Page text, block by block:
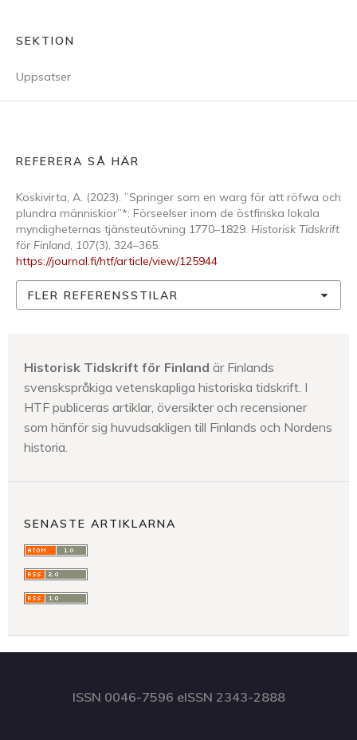
SEKTION
Uppsatser
REFERERA SÅ HÄR
Koskivirta, A. (2023). ”Springer som en warg för att röfwa och
plundra människior”*: Förseelser inom de östfinska lokala
myndigheternas tjänsteutövning 1770–1829. Historisk Tidskrift
för Finland, 107(3), 324–365.
https://journal.fi/htf/article/view/125944
FLER REFERENSSTILAR
Historisk Tidskrift för Finland är Finlands
svenskspråkiga vetenskapliga historiska tidskrift. I
HTF publiceras artiklar, översikter och recensioner
som hänför sig huvudsakligen till Finlands och Nordens
historia.
SENASTE ARTIKLARNA
ISSN 0046-7596 eISSN 2343-2888